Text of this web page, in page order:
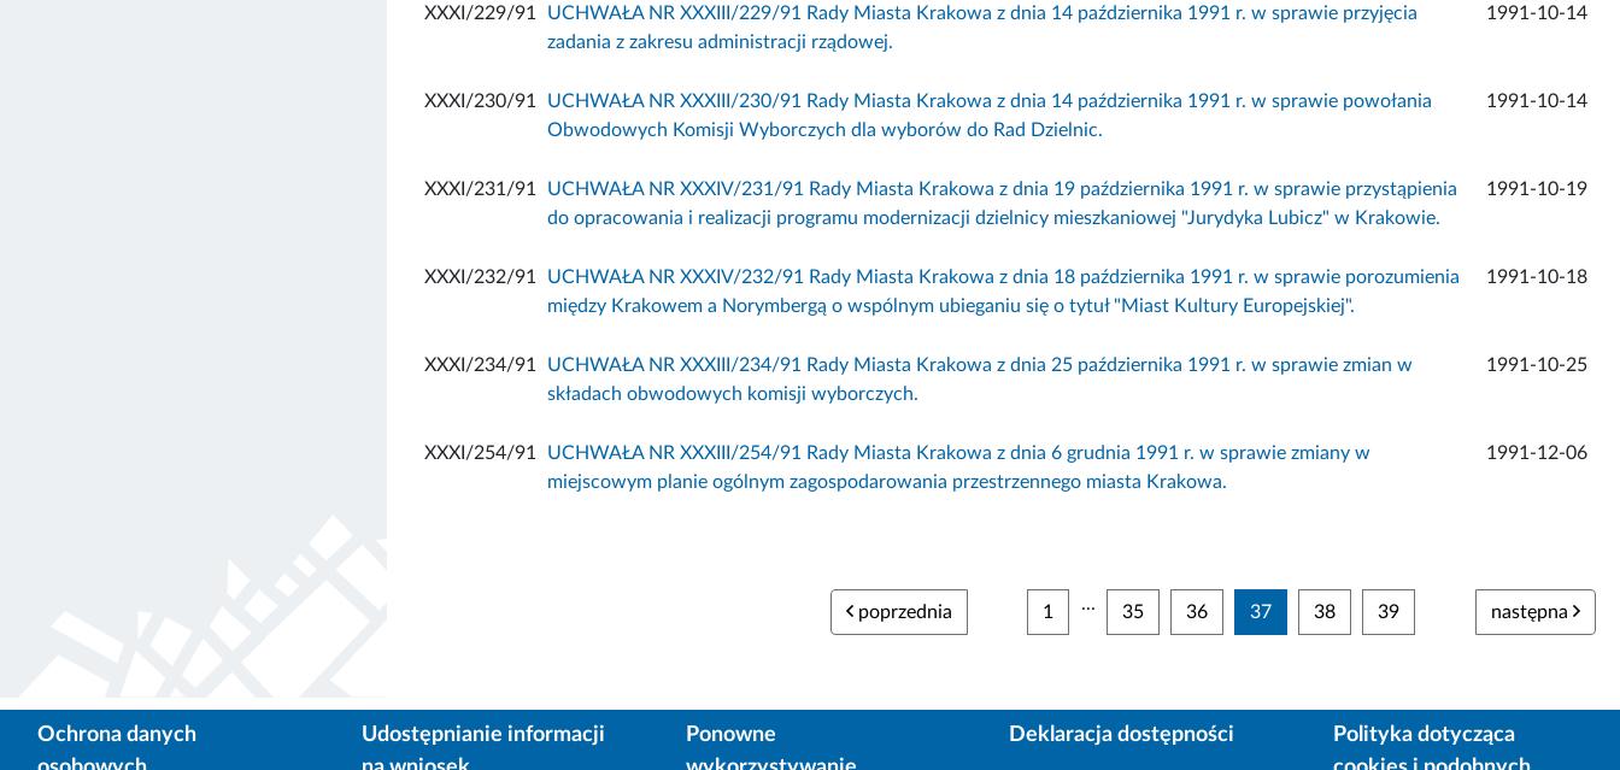
XXXI/229/91
UCHWAŁA NR XXXIII/229/91 Rady Miasta Krakowa z dnia 14 października 1991 r. w sprawie przyjęcia
zadania z zakresu administracji rządowej.
1991-10-14
XXXI/230/91
UCHWAŁA NR XXXIII/230/91 Rady Miasta Krakowa z dnia 14 października 1991 r. w sprawie powołania
Obwodowych Komisji Wyborczych dla wyborów do Rad Dzielnic.
1991-10-14
XXXI/231/91
UCHWAŁA NR XXXIV/231/91 Rady Miasta Krakowa z dnia 19 października 1991 r. w sprawie przystąpienia
do opracowania i realizacji programu modernizacji dzielnicy mieszkaniowej "Jurydyka Lubicz" w Krakowie.
1991-10-19
XXXI/232/91
UCHWAŁA NR XXXIV/232/91 Rady Miasta Krakowa z dnia 18 października 1991 r. w sprawie porozumienia
między Krakowem a Norymbergą o wspólnym ubieganiu się o tytuł "Miast Kultury Europejskiej".
1991-10-18
XXXI/234/91
UCHWAŁA NR XXXIII/234/91 Rady Miasta Krakowa z dnia 25 października 1991 r. w sprawie zmian w
składach obwodowych komisji wyborczych.
1991-10-25
XXXI/254/91
UCHWAŁA NR XXXIII/254/91 Rady Miasta Krakowa z dnia 6 grudnia 1991 r. w sprawie zmiany w
miejscowym planie ogólnym zagospodarowania przestrzennego miasta Krakowa.
1991-12-06
poprzednia 1 ... 35 36 37 38 39 następna
Ochrona danych
Udostępnianie informacji
Ponowne
Deklaracja dostępności
Polityka dotycząca